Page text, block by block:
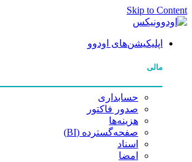
Skip to Content
اپلیکیشن‌های اودوو
مالی
حسابداری
صدور فاکتور
هزینه‌ها
صفحه‌گسترده (BI)
اسناد
امضا